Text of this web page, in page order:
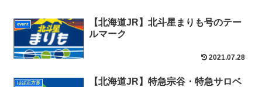
event
【北海道JR】北斗星まりも号のテー
ルマーク
2021.07.28
ほぼ正方形
【北海道JR】特急宗谷・特急サロベ